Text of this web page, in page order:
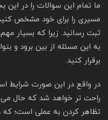
ما تمام این سوالات را در
مسیری را برای خود مشخص
ثبت رسانید. زیرا که بسیار
به این مسئله از بین برود و
برقرار کنید.
در واقع در این صورت شرایط
راحت تر خواهد شد که حال می
تظاهر کردن به عملی است؛ که